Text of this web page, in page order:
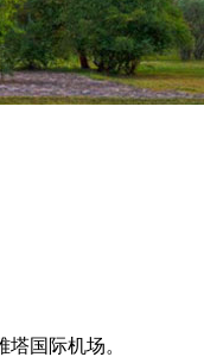
国际机场。